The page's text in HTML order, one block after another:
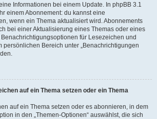
Informationen bei einem Update. In phpBB 3.1
einem Abonnement: du kannst eine
wenn ein Thema aktualisiert wird. Abonnements
bei einer Aktualisierung eines Themas oder eines
für Lesezeichen und
persönlichen Bereich unter „Benachrichtigungen
auf ein Thema setzen oder ein Thema
auf ein Thema setzen oder es abonnieren, in dem
in den „Themen-Optionen“ auswählst, die sich